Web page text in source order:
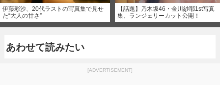
伊藤彩沙、20代ラストの写真集で見せ
た“大人の甘さ”
【話題】乃木坂46・金川紗耶1st写真
集、ランジェリーカット公開！
あわせて読みたい
[ADVERTISEMENT]